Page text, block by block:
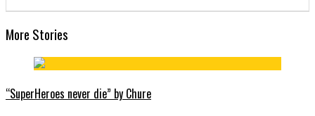
More Stories
“SuperHeroes never die” by Chure